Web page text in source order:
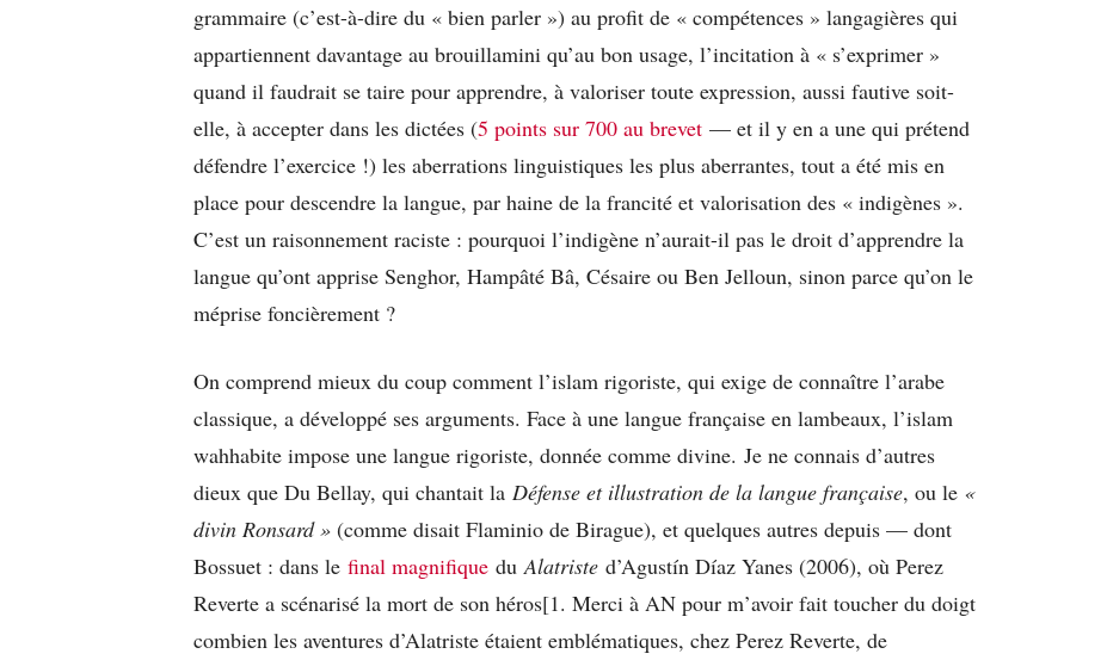
grammaire (c’est-à-dire du « bien parler ») au profit de « compétences » langagières qui
appartiennent davantage au brouillamini qu’au bon usage, l’incitation à « s’exprimer »
quand il faudrait se taire pour apprendre, à valoriser toute expression, aussi fautive soit-
elle, à accepter dans les dictées (5 points sur 700 au brevet — et il y en a une qui prétend
défendre l’exercice !) les aberrations linguistiques les plus aberrantes, tout a été mis en
place pour descendre la langue, par haine de la francité et valorisation des « indigènes ».
C’est un raisonnement raciste : pourquoi l’indigène n’aurait-il pas le droit d’apprendre la
langue qu’ont apprise Senghor, Hampâté Bâ, Césaire ou Ben Jelloun, sinon parce qu’on le
méprise foncièrement ?
On comprend mieux du coup comment l’islam rigoriste, qui exige de connaître l’arabe
classique, a développé ses arguments. Face à une langue française en lambeaux, l’islam
wahhabite impose une langue rigoriste, donnée comme divine. Je ne connais d’autres
dieux que Du Bellay, qui chantait la Défense et illustration de la langue française, ou le «
divin Ronsard » (comme disait Flaminio de Birague), et quelques autres depuis — dont
Bossuet : dans le final magnifique du Alatriste d’Agustín Díaz Yanes (2006), où Perez
Reverte a scénarisé la mort de son héros[1. Merci à AN pour m’avoir fait toucher du doigt
combien les aventures d’Alatriste étaient emblématiques, chez Perez Reverte, de